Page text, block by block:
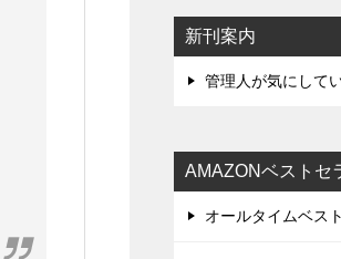
新刊案内
管理人が気にして
AMAZONベストセ
オールタイムベス